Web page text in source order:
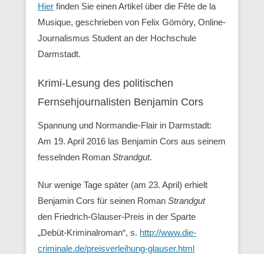
Hier finden Sie einen Artikel über die Fête de la
Musique, geschrieben von Felix Gömöry, Online-
Journalismus Student an der Hochschule
Darmstadt.
Krimi-Lesung des politischen
Fernsehjournalisten Benjamin Cors
Spannung und Normandie-Flair in Darmstadt:
Am 19. April 2016 las Benjamin Cors aus seinem
fesselnden Roman Strandgut.
Nur wenige Tage später (am 23. April) erhielt
Benjamin Cors für seinen Roman Strandgut
den Friedrich-Glauser-Preis in der Sparte
„Debüt-Kriminalroman“, s. http://www.die-
criminale.de/preisverleihung-glauser.html